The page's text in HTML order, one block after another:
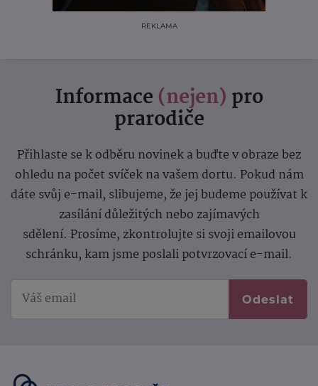
REKLAMA
Informace (nejen) pro
prarodiče
Přihlaste se k odběru novinek a buďte v obraze bez
ohledu na počet svíček na vašem dortu. Pokud nám
dáte svůj e-mail, slibujeme, že jej budeme používat k
zasílání důležitých nebo zajímavých
sdělení. Prosíme, zkontrolujte si svoji emailovou
schránku, kam jsme poslali potvrzovací e-mail.
Odeslat